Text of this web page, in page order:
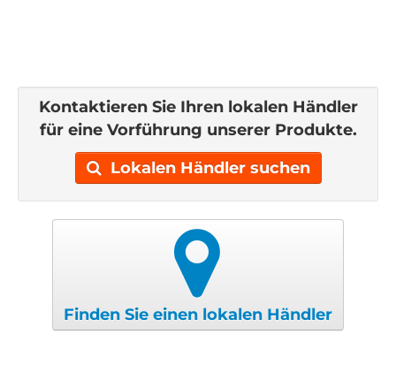
Kontaktieren Sie Ihren lokalen Händler
für eine Vorführung unserer Produkte.
Lokalen Händler suchen
Finden Sie einen lokalen Händler